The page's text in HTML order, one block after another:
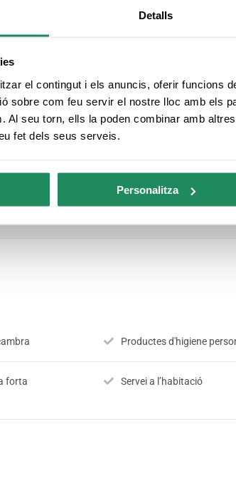
Detalls
el contingut i els anuncis, oferir funcions
sobre com feu servir el nostre lloc amb els
Al seu torn, ells la poden combinar amb
fet dels seus serveis.
Personalitza
Antena parabòlica
Servei de custòdia de
climatitzades
S'accepta el pagament
Productes d'higiene
forta Servei a l’habitació